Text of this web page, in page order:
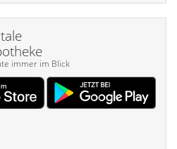
immer im Blick